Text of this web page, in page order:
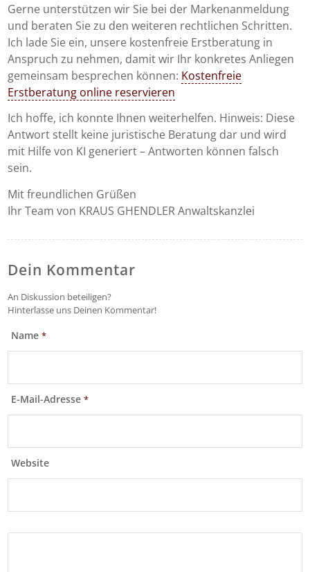
Gerne unterstützen wir Sie bei der Markenanmeldung
und beraten Sie zu den weiteren rechtlichen Schritten.
Ich lade Sie ein, unsere kostenfreie Erstberatung in
Anspruch zu nehmen, damit wir Ihr konkretes Anliegen
gemeinsam besprechen können: Kostenfreie
Erstberatung online reservieren
Ich hoffe, ich konnte Ihnen weiterhelfen. Hinweis: Diese
Antwort stellt keine juristische Beratung dar und wird
mit Hilfe von KI generiert – Antworten können falsch
sein.
Mit freundlichen Grüßen
Ihr Team von KRAUS GHENDLER Anwaltskanzlei
Dein Kommentar
An Diskussion beteiligen?
Hinterlasse uns Deinen Kommentar!
Name*
E-Mail-Adresse*
Website